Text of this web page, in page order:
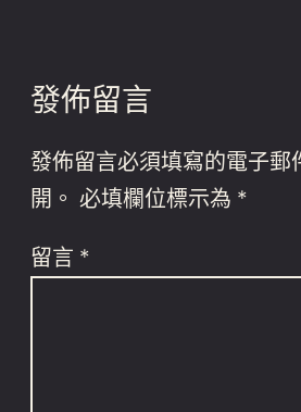
發佈留言
發佈留言必須填寫的電子郵
開。 必填欄位標示為 *
留言 *